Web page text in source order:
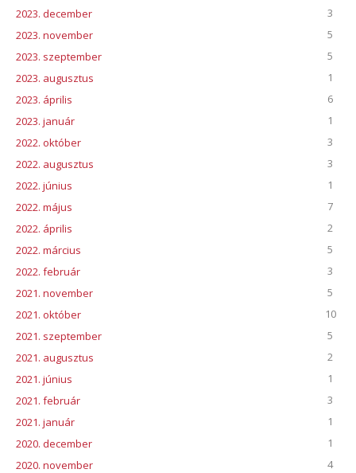
2023. december
3
2023. november
5
2023. szeptember
5
2023. augusztus
1
2023. április
6
2023. január
1
2022. október
3
2022. augusztus
3
2022. június
1
2022. május
7
2022. április
2
2022. március
5
2022. február
3
2021. november
5
2021. október
10
2021. szeptember
5
2021. augusztus
2
2021. június
1
2021. február
3
2021. január
1
2020. december
1
2020. november
4